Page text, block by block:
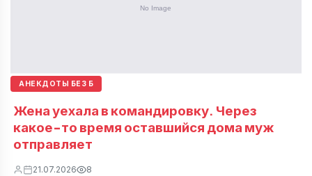
АНЕКДОТЫ БЕЗ Б
Жена уехала в командировку. Через
какое-то время оставшийся дома муж
отправляет
21.07.2026 8